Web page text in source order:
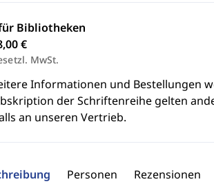
Bibliotheken
€
MwSt.
Informationen und Bestellungen
der Schriftenreihe gelten
an unseren Vertrieb.
Personen Rezensionen